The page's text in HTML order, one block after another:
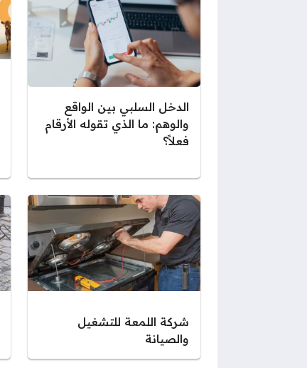
الدخل السلبي بين الواقع
والوهم: ما الذي تقوله الأرقام
فعلاً؟
شركة اللمعة للتشغيل
والصيانة